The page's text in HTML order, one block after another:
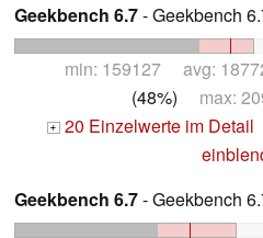
Geekbench 6.7- Geekbench
min: 159127 avg:
(48%) max:
+ 20 Einzelwerte im Detail
Geekbench 6.7- Geekbench